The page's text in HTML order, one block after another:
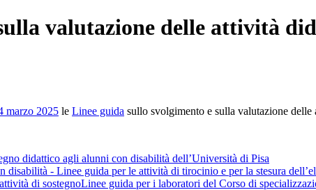
valutazione delle attività
marzo 2025 le Linee guida sullo svolgimento e sulla valutazione
didattico agli alunni con disabilità dell’Università di Pisa
- Linee guida per le attività di tirocinio e per la stesura
di sostegnoLinee guida per i laboratori del Corso di